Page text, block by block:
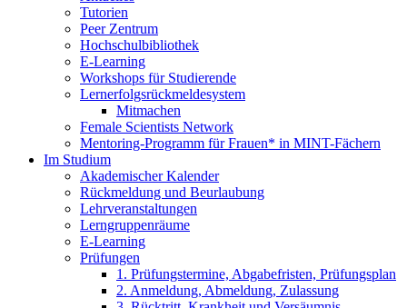
Tutorien
Peer Zentrum
Hochschulbibliothek
E-Learning
Workshops für Studierende
Lernerfolgsrückmeldesystem
Mitmachen
Female Scientists Network
Mentoring-Programm für Frauen* in MINT-Fächern
Im Studium
Akademischer Kalender
Rückmeldung und Beurlaubung
Lehrveranstaltungen
Lerngruppenräume
E-Learning
Prüfungen
1. Prüfungstermine, Abgabefristen, Prüfungsplan
2. Anmeldung, Abmeldung, Zulassung